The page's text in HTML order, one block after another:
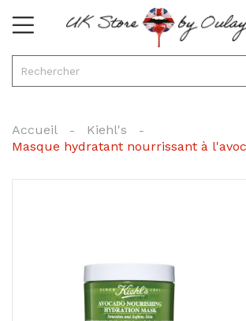
Accueil
Kiehl's
Masque hydratant nourrissant à